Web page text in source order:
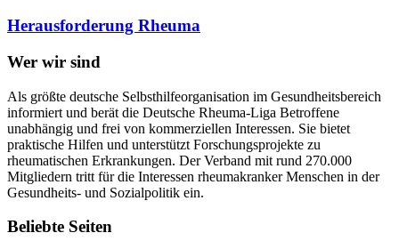
Herausforderung Rheuma
Wer wir sind
Als größte deutsche Selbsthilfeorganisation im Gesundheitsbereich
informiert und berät die Deutsche Rheuma-Liga Betroffene
unabhängig und frei von kommerziellen Interessen. Sie bietet
praktische Hilfen und unterstützt Forschungsprojekte zu
rheumatischen Erkrankungen. Der Verband mit rund 270.000
Mitgliedern tritt für die Interessen rheumakranker Menschen in der
Gesundheits- und Sozialpolitik ein.
Beliebte Seiten